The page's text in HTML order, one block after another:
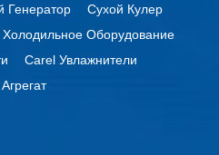
Генератор
Сухой Кулер
Холодильное Оборудование
Carel Увлажнители